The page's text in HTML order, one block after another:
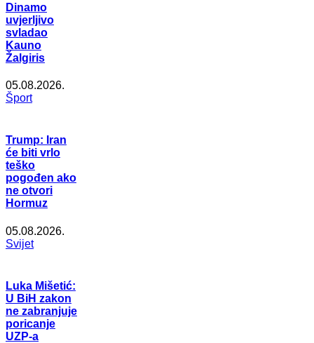
Dinamo
uvjerljivo
svladao
Kauno
Žalgiris
05.08.2026.
Šport
Trump: Iran
će biti vrlo
teško
pogođen ako
ne otvori
Hormuz
05.08.2026.
Svijet
Luka Mišetić:
U BiH zakon
ne zabranjuje
poricanje
UZP-a